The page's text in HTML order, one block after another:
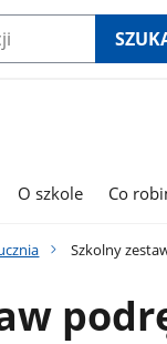
O szkole Co
Szkolny